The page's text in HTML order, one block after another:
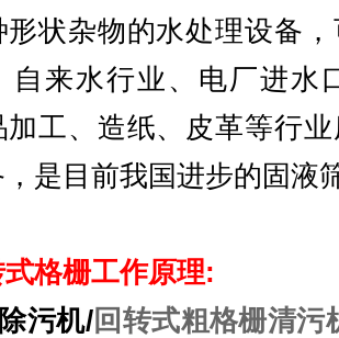
形状杂物的水处理设备
自来水行业、电厂进水
加工、造纸、皮革等行
是目前我国进步的固液
格栅工作原理:
污机/回转式粗格栅清污